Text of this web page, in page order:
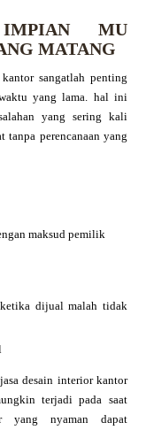
IMPIAN MU
MATANG
sangatlah penting
yang lama. hal ini
yang sering kali
tanpa perencanaan yang
maksud pemilik
dijual malah tidak
desain interior kantor
terjadi pada saat
yang nyaman dapat